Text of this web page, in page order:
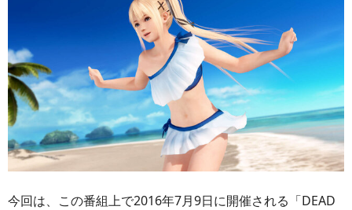
今回は、この番組上で2016年7月9日に開催される「DEAD